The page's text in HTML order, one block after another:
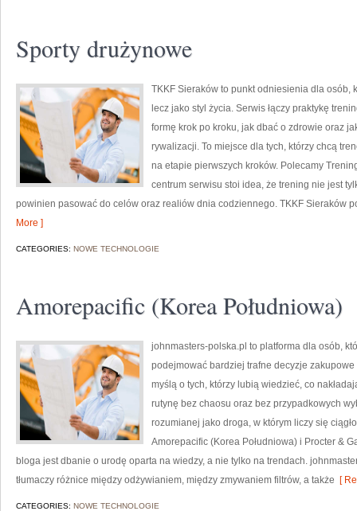
Sporty drużynowe
TKKF Sieraków to punkt odniesienia dla osób,
lecz jako styl życia. Serwis łączy praktykę
formę krok po kroku, jak dbać o zdrowie oraz
rywalizacji. To miejsce dla tych, którzy chcą
na etapie pierwszych kroków. Polecamy
centrum serwisu stoi idea, że trening nie jest
powinien pasować do celów oraz realiów dnia codziennego. TKKF Sieraków
More ]
CATEGORIES: NOWE TECHNOLOGIE
Amorepacific (Korea Południowa)
johnmasters-polska.pl to platforma dla osób,
podejmować bardziej trafne decyzje
myślą o tych, którzy lubią wiedzieć, co
rutynę bez chaosu oraz bez przypadkowych
rozumianej jako droga, w którym liczy się
Amorepacific (Korea Południowa) i Procter &
bloga jest dbanie o urodę oparta na wiedzy, a nie tylko na trendach.
tłumaczy różnice między odżywianiem, między zmywaniem filtrów, a także [
CATEGORIES: NOWE TECHNOLOGIE